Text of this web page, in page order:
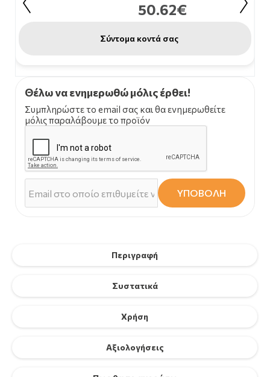
Περιγραφή
Συστατικά
Χρήση
Αξιολογήσεις
50.62€
Σύντομα κοντά σας
Θέλω να ενημερωθώ μόλις έρθει!
Συμπληρώστε το email σας και θα ενημερωθείτε
μόλις παραλάβουμε το προϊόν
ΥΠΟΒΟΛΗ